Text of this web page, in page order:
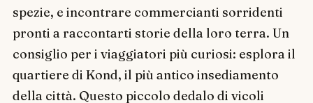
spezie, e incontrare commercianti sorridenti
pronti a raccontarti storie della loro terra. Un
consiglio per i viaggiatori più curiosi: esplora il
quartiere di Kond, il più antico insediamento
della città. Questo piccolo dedalo di vicoli